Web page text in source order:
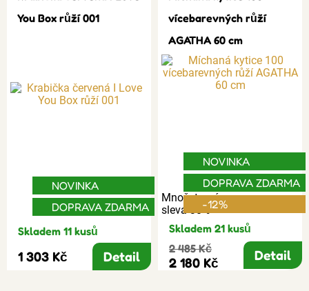
You Box růží 001
NOVINKA
DOPRAVA ZDARMA
Skladem 11 kusů
1 303 Kč Detail
vícebarevných růží
AGATHA 60 cm
Množstevní
sleva 30%
NOVINKA
DOPRAVA ZDARMA
-12%
Skladem 21 kusů
2 485 Kč
2 180 Kč Detail